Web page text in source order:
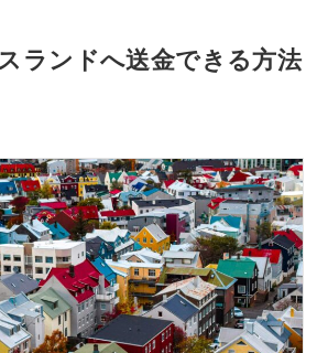
ランドへ送金できる方法